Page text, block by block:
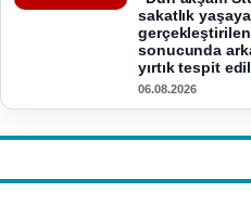
sakatlık
sonucunda
yırtık tespit
06.08.2026